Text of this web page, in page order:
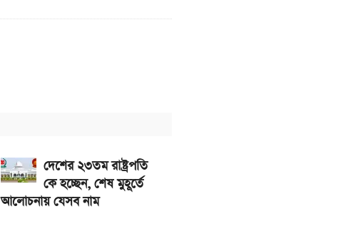
দেশের ২৩তম রাষ্ট্রপতি
কে হচ্ছেন, শেষ মুহূর্তে
আলোচনায় যেসব নাম